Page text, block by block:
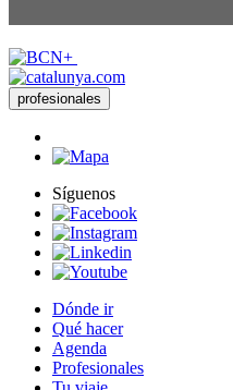
profesionales
Síguenos
Dónde ir
Qué hacer
Agenda
Profesionales